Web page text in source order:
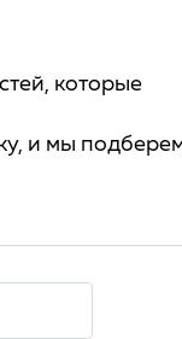
которые
и мы